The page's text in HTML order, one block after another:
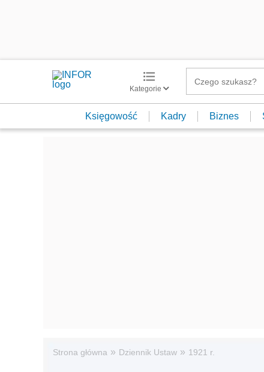
Kategorie
Księgowość Kadry Biznes
Strona główna » Dziennik Ustaw » 1921 r.